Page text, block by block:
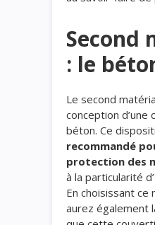
Second
: le
Le second
conception d’une
béton. Ce
recommandé
protection des
à la particularité
En choisissant ce
aurez également